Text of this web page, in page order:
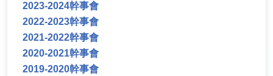
2023-2024幹事會
2022-2023幹事會
2021-2022幹事會
2020-2021幹事會
2019-2020幹事會